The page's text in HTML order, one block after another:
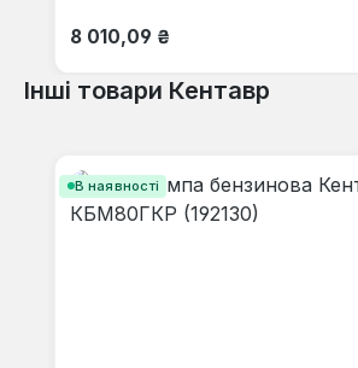
Звичайна ціна:
8 010,09 ₴
Інші товари Кентавр
В наявності